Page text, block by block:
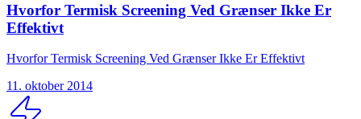
Hvorfor Termisk Screening Ved Grænser Ikke Er
Effektivt
Hvorfor Termisk Screening Ved Grænser Ikke Er Effektivt
11. oktober 2014